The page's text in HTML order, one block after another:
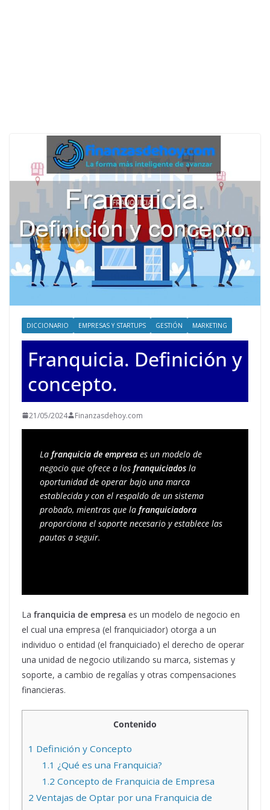
DICCIONARIO EMPRESAS Y STARTUPS GESTIÓN MARKETING
Franquicia. Definición y
concepto.
21/05/2024 Finanzasdehoy.com
La franquicia de empresa es un modelo de
negocio que ofrece a los franquiciados la
oportunidad de operar bajo una marca
establecida y con el respaldo de un sistema
probado, mientras que la franquiciadora
proporciona el soporte necesario y establece las
pautas a seguir.
La franquicia de empresa es un modelo de negocio en
el cual una empresa (el franquiciador) otorga a un
individuo o entidad (el franquiciado) el derecho de operar
una unidad de negocio utilizando su marca, sistemas y
soporte, a cambio de regalías y otras compensaciones
financieras.
Contenido
1 Definición y Concepto
1.1 ¿Qué es una Franquicia?
1.2 Concepto de Franquicia de Empresa
2 Ventajas de Optar por una Franquicia de